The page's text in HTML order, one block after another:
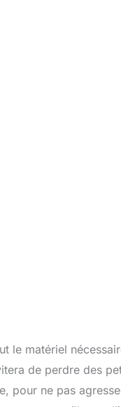
le matériel
de perdre des
pour ne pas